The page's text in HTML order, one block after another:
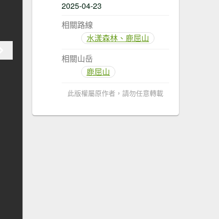
2025-04-23
相關路線
水漾森林、鹿屈山
相關山岳
鹿屈山
此版權屬原作者，請勿任意轉載